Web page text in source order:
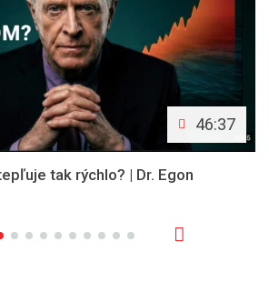
46:37
tak rýchlo? | Dr. Egon